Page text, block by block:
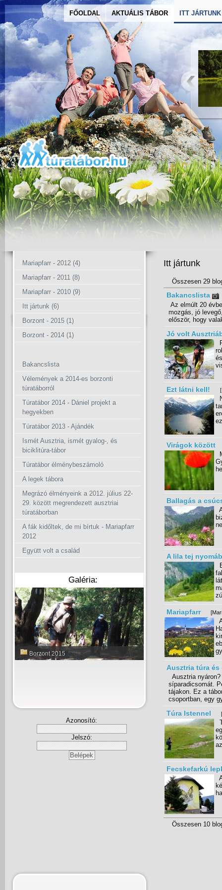
FŐOLDAL AKTUÁLIS TÁBOR ITT JÁRTUNK
Mariapfarr - 2012 (4)
Mariapfarr - 2011 (8)
Mariapfarr - 2010 (9)
Itt jártunk (6)
Borzont - 2015 (1)
Borzont - 2014 (1)
Bakancslista
Vélemények a 2014-es borzonti
túratáborról
Túratábor 2014 - Dániel projekt a
hegyekben
Túratábor 2013 - Ajándék
Ismét Ausztria, ismét gyalog-, és
biciklitúra-tábor
Túratábor élménybeszámoló
A legek tábora
Megrázó élményeink a 2012. július 22-
29. között megrendezett ausztriai
túratáborban
A fák kidőltek, de mi bírtuk - Mariapfarr
2012
Együtt volt a család
Galéria:
Borzont 2015
Azonosító:
Jelszó:
Itt jártunk
Összesen 29
Bakancslista
Az elmúlt 20
mozgás, jó
először, hogy
Jó volt
Ezt látni kell!
Virágok között
Ballagás a
A lila tej
Mariapfarr
Ausztria túra
Ausztria
síparadicsomát.
tájakon. Ez a
csoportban, egy
Túra Istennel
Fecskefarkú
Összesen 10